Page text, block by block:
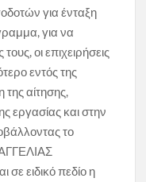
για ένταξη
για να
οι επιχειρήσεις
εντός της
αίτησης,
και στην
το
ειδικό πεδίο η